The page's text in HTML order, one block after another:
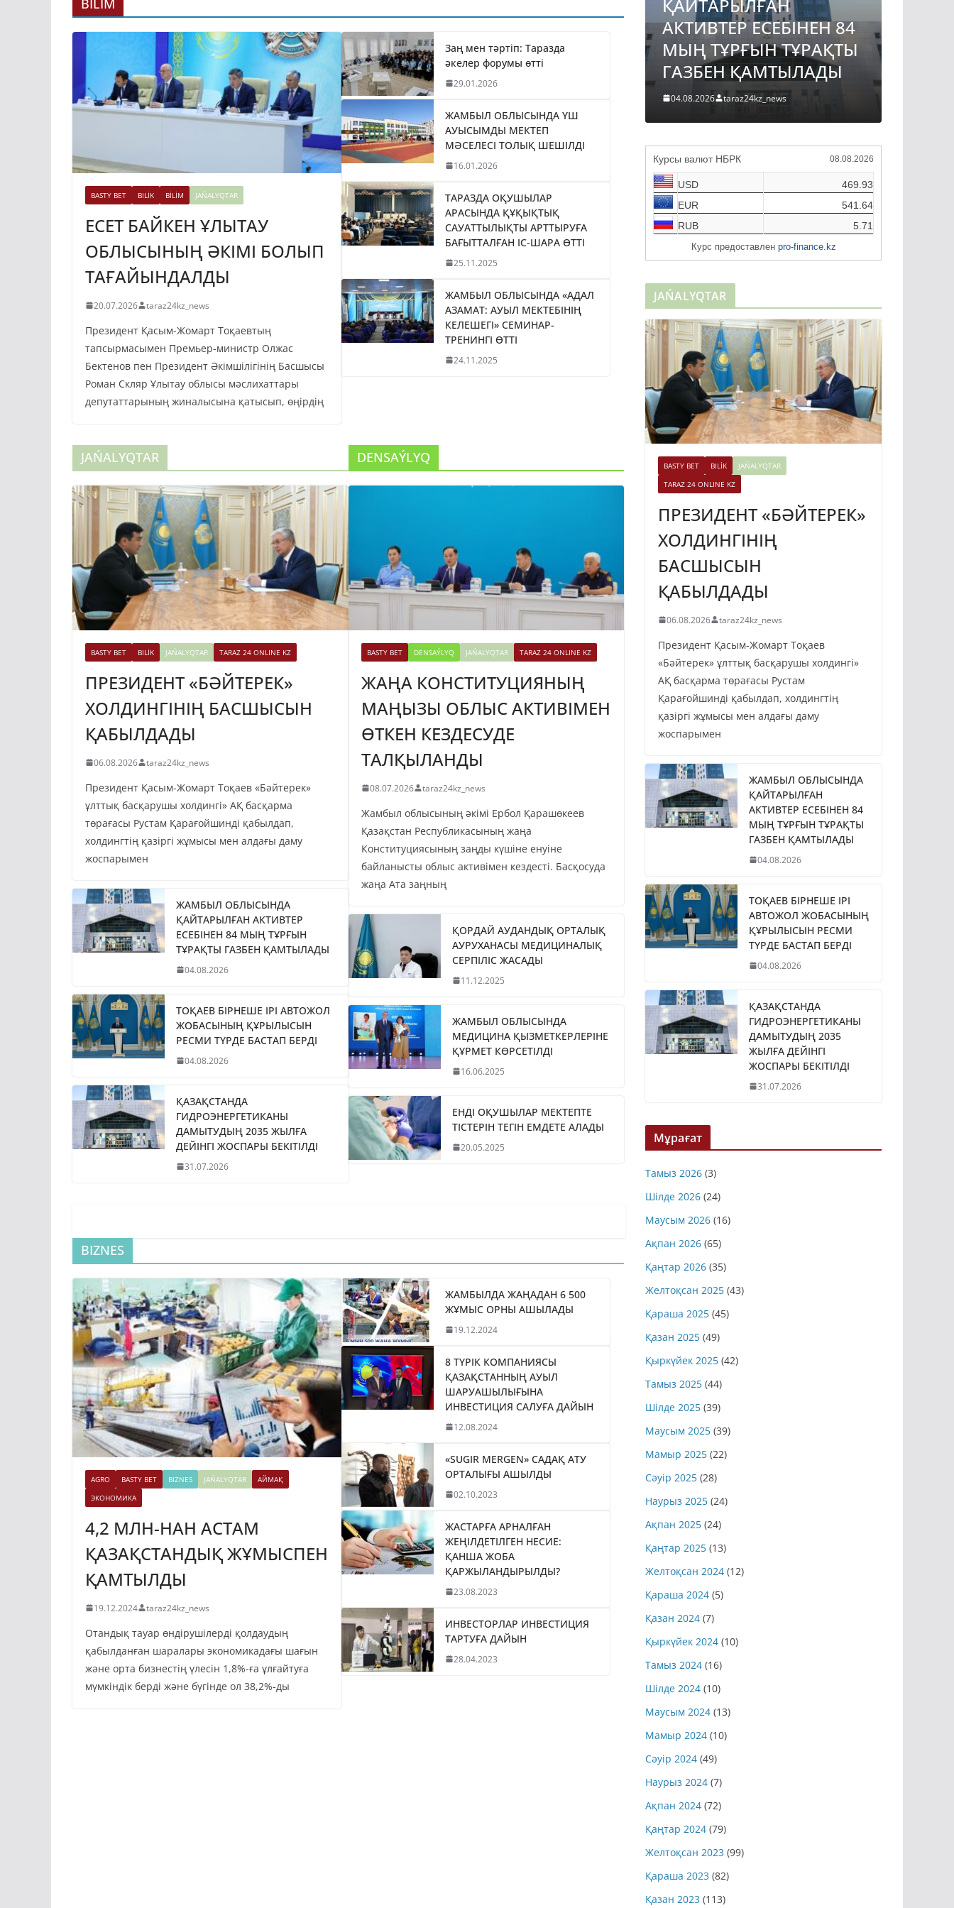
BASTY BET BILİK BİLİM JAŃALYQTAR
ЕСЕТ БАЙКЕН ҰЛЫТАУ
ОБЛЫСЫНЫҢ ӘКІМІ БОЛЫП
ТАҒАЙЫНДАЛДЫ
20.07.2026 taraz24kz_news
Президент Қасым-Жомарт Тоқаевтың
тапсырмасымен Премьер-министр Олжас
Бектенов пен Президент Әкімшілігінің Басшысы
Роман Скляр Ұлытау облысы мәслихаттары
депутаттарының жиналысына қатысып, өңірдің
Заң мен тәртіп: Таразда
әкелер форумы өтті
29.01.2026
ЖАМБЫЛ ОБЛЫСЫНДА ҮШ
АУЫСЫМДЫ МЕКТЕП
МӘСЕЛЕСІ ТОЛЫҚ ШЕШІЛДІ
16.01.2026
ТАРАЗДА ОҚУШЫЛАР
АРАСЫНДА ҚҰҚЫҚТЫҚ
САУАТТЫЛЫҚТЫ АРТТЫРУҒА
БАҒЫТТАЛҒАН ІС-ШАРА ӨТТІ
25.11.2025
ЖАМБЫЛ ОБЛЫСЫНДА «АДАЛ
АЗАМАТ: АУЫЛ МЕКТЕБІНІҢ
КЕЛЕШЕГІ» СЕМИНАР-
ТРЕНИНГІ ӨТТІ
24.11.2025
JAŃALYQTAR
BASTY BET BILİK JAŃALYQTAR TARAZ 24 ONLINE KZ
ПРЕЗИДЕНТ «БӘЙТЕРЕК»
ХОЛДИНГІНІҢ БАСШЫСЫН
ҚАБЫЛДАДЫ
06.08.2026 taraz24kz_news
Президент Қасым-Жомарт Тоқаев «Бәйтерек»
ұлттық басқарушы холдингі» АҚ басқарма
төрағасы Рустам Қарағойшинді қабылдап,
холдингтің қазіргі жұмысы мен алдағы даму
жоспарымен
ЖАМБЫЛ ОБЛЫСЫНДА
ҚАЙТАРЫЛҒАН АКТИВТЕР
ЕСЕБІНЕН 84 МЫҢ ТҰРҒЫН
ТҰРАҚТЫ ГАЗБЕН ҚАМТЫЛАДЫ
04.08.2026
ТОҚАЕВ БІРНЕШЕ ІРІ АВТОЖОЛ
ЖОБАСЫНЫҢ ҚҰРЫЛЫСЫН
РЕСМИ ТҮРДЕ БАСТАП БЕРДІ
04.08.2026
ҚАЗАҚСТАНДА
ГИДРОЭНЕРГЕТИКАНЫ
ДАМЫТУДЫҢ 2035 ЖЫЛҒА
ДЕЙІНГІ ЖОСПАРЫ БЕКІТІЛДІ
31.07.2026
DENSAÝLYQ
BASTY BET DENSAÝLYQ JAŃALYQTAR TARAZ 24 ONLINE KZ
ЖАҢА КОНСТИТУЦИЯНЫҢ
МАҢЫЗЫ ОБЛЫС АКТИВІМЕН
ӨТКЕН КЕЗДЕСУДЕ
ТАЛҚЫЛАНДЫ
08.07.2026 taraz24kz_news
Жамбыл облысының әкімі Ербол Қарашөкеев
Қазақстан Республикасының жаңа
Конституциясының заңды күшіне енуіне
байланысты облыс активімен кездесті. Басқосуда
жаңа Ата заңның
ҚОРДАЙ АУДАНДЫҚ ОРТАЛЫҚ
АУРУХАНАСЫ МЕДИЦИНАЛЫҚ
СЕРПІЛІС ЖАСАДЫ
11.12.2025
ЖАМБЫЛ ОБЛЫСЫНДА
МЕДИЦИНА ҚЫЗМЕТКЕРЛЕРІНЕ
ҚҰРМЕТ КӨРСЕТІЛДІ
16.06.2025
ЕНДІ ОҚУШЫЛАР МЕКТЕПТЕ
ТІСТЕРІН ТЕГІН ЕМДЕТЕ АЛАДЫ
20.05.2025
BIZNES
AGRO BASTY BET BIZNES JAŃALYQTAR
АЙМАҚ
ЭКОНОМИКА
4,2 МЛН-НАН АСТАМ
ҚАЗАҚСТАНДЫҚ ЖҰМЫСПЕН
ҚАМТЫЛДЫ
19.12.2024 taraz24kz_news
Отандық тауар өндірушілерді қолдаудың
қабылданған шаралары экономикадағы шағын
және орта бизнестің үлесін 1,8%-ға ұлғайтуға
мүмкіндік берді және бүгінде ол 38,2%-ды
ЖАМБЫЛДА ЖАҢАДАН 6 500
ЖҰМЫС ОРНЫ АШЫЛАДЫ
19.12.2024
8 ТҮРІК КОМПАНИЯСЫ
ҚАЗАҚСТАННЫҢ АУЫЛ
ШАРУАШЫЛЫҒЫНА
ИНВЕСТИЦИЯ САЛУҒА ДАЙЫН
12.08.2024
«SUGIR MERGEN» САДАҚ АТУ
ОРТАЛЫҒЫ АШЫЛДЫ
02.10.2023
ЖАСТАРҒА АРНАЛҒАН
ЖЕҢІЛДЕТІЛГЕН НЕСИЕ:
ҚАНША ЖОБА
ҚАРЖЫЛАНДЫРЫЛДЫ?
23.08.2023
ИНВЕСТОРЛАР ИНВЕСТИЦИЯ
ТАРТУҒА ДАЙЫН
28.04.2023
ДАМЫТУДЫҢ 2035
ЖЫЛҒА ДЕЙІНГІ
ЖОСПАРЫ БЕКІТІЛДІ
31.07.2026 taraz24kz_news
ХОЛДИНГІНІҢ
БАСШЫСЫН
ҚАБЫЛДАДЫ
ҚАЙТАРЫЛҒАН
АКТИВТЕР ЕСЕБІНЕН 84
МЫҢ ТҰРҒЫН ТҰРАҚТЫ
ГАЗБЕН ҚАМТЫЛАДЫ
04.08.2026 taraz24kz_news
Курсы валют НБРК 08.08.2026
USD
469.93
EUR
541.64
RUB
5.71
Курс предоставлен pro-finance.kz
JAŃALYQTAR
BASTY BET BILİK
JAŃALYQTAR
TARAZ 24 ONLINE KZ
ПРЕЗИДЕНТ «БӘЙТЕРЕК»
ХОЛДИНГІНІҢ
БАСШЫСЫН
ҚАБЫЛДАДЫ
06.08.2026 taraz24kz_news
Президент Қасым-Жомарт Тоқаев
«Бәйтерек» ұлттық басқарушы холдингі»
АҚ басқарма төрағасы Рустам
Қарағойшинді қабылдап, холдингтің
қазіргі жұмысы мен алдағы даму
жоспарымен
ЖАМБЫЛ ОБЛЫСЫНДА
ҚАЙТАРЫЛҒАН
АКТИВТЕР ЕСЕБІНЕН 84
МЫҢ ТҰРҒЫН ТҰРАҚТЫ
ГАЗБЕН ҚАМТЫЛАДЫ
04.08.2026
ТОҚАЕВ БІРНЕШЕ ІРІ
АВТОЖОЛ ЖОБАСЫНЫҢ
ҚҰРЫЛЫСЫН РЕСМИ
ТҮРДЕ БАСТАП БЕРДІ
04.08.2026
ҚАЗАҚСТАНДА
ГИДРОЭНЕРГЕТИКАНЫ
ДАМЫТУДЫҢ 2035
ЖЫЛҒА ДЕЙІНГІ
ЖОСПАРЫ БЕКІТІЛДІ
31.07.2026
Мұрағат
Тамыз 2026 (3)
Шілде 2026 (24)
Маусым 2026 (16)
Ақпан 2026 (65)
Қаңтар 2026 (35)
Желтоқсан 2025 (43)
Қараша 2025 (45)
Қазан 2025 (49)
Қыркүйек 2025 (42)
Тамыз 2025 (44)
Шілде 2025 (39)
Маусым 2025 (39)
Мамыр 2025 (22)
Сәуір 2025 (28)
Наурыз 2025 (24)
Ақпан 2025 (24)
Қаңтар 2025 (13)
Желтоқсан 2024 (12)
Қараша 2024 (5)
Қазан 2024 (7)
Қыркүйек 2024 (10)
Тамыз 2024 (16)
Шілде 2024 (10)
Маусым 2024 (13)
Мамыр 2024 (10)
Сәуір 2024 (49)
Наурыз 2024 (7)
Ақпан 2024 (72)
Қаңтар 2024 (79)
Желтоқсан 2023 (99)
Қараша 2023 (82)
Қазан 2023 (113)